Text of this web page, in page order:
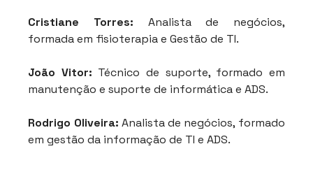
Cristiane Torres: Analista de negócios,
formada em fisioterapia e Gestão de TI.
João Vitor: Técnico de suporte, formado em
manutenção e suporte de informática e ADS.
Rodrigo Oliveira: Analista de negócios, formado
em gestão da informação de TI e ADS.